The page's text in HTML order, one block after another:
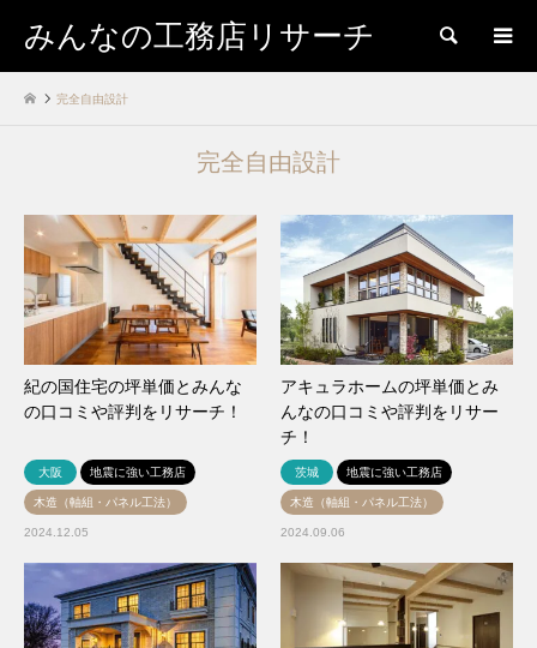
みんなの工務店リサーチ 検索
完全自由設計
完全自由設計
紀の国住宅の坪単価とみんな
の口コミや評判をリサーチ！
大阪 地震に強い工務店
木造（軸組・パネル工法）
2024.12.05
アキュラホームの坪単価とみ
んなの口コミや評判をリサー
チ！
茨城 地震に強い工務店
木造（軸組・パネル工法）
2024.09.06